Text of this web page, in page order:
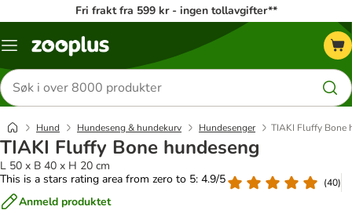
Fri frakt fra 599 kr - ingen tollavgifter**
Katalogmeny
Søk
etter
produkter
Hund Hundeseng & hundekurv Hundesenger TIAKI Fluffy Bone
TIAKI Fluffy Bone hundeseng
L 50 x B 40 x H 20 cm
This is a stars rating area from zero to 5: 4.9/5
(40)
Anmeld produktet